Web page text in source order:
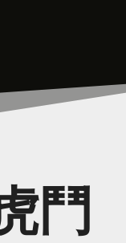
鬥